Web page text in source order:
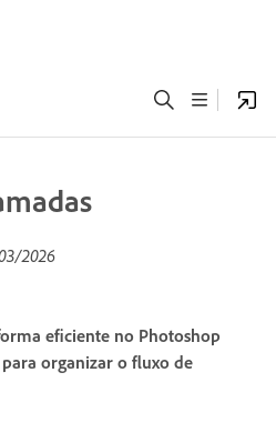
2026
eficiente no Photoshop
organizar o fluxo de